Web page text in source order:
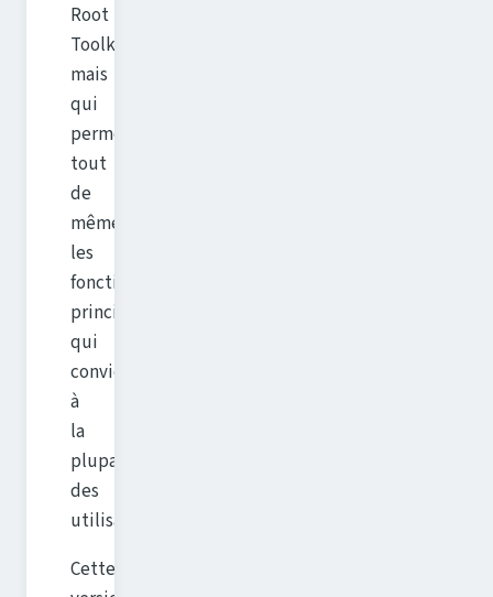
Root
Toolkit,
mais
qui
permet
tout
de
même
les
fonctions
principales
qui
conviendront
à
la
plupart
des
utilisateurs.
Cette